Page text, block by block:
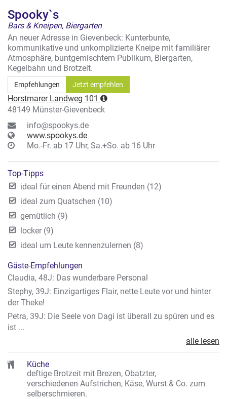
Spooky`s
Bars & Kneipen, Biergarten
An neuer Adresse in Gievenbeck: Kunterbunte,
kommunikative und unkomplizierte Kneipe mit familiärer
Atmosphäre, buntgemischtem Publikum, Biergarten,
Kegelbahn und Brotzeit.
Empfehlungen Jetzt empfehlen
Horstmarer Landweg 101
48149 Münster-Gievenbeck
info@spookys.de
www.spookys.de
Mo.-Fr. ab 17 Uhr, Sa.+So. ab 16 Uhr
Top-Tipps
ideal für einen Abend mit Freunden (12)
ideal zum Quatschen (10)
gemütlich (9)
locker (9)
ideal um Leute kennenzulernen (8)
Gäste-Empfehlungen
Claudia, 48J: Das wunderbare Personal
Stephy, 39J: Einzigartiges Flair, nette Leute vor und hinter
der Theke!
Petra, 39J: Die Seele von Dagi ist überall zu spüren und es
ist ...
alle lesen
Küche
deftige Brotzeit mit Brezen, Obatzter,
verschiedenen Aufstrichen, Käse, Wurst & Co. zum
selberschmieren.